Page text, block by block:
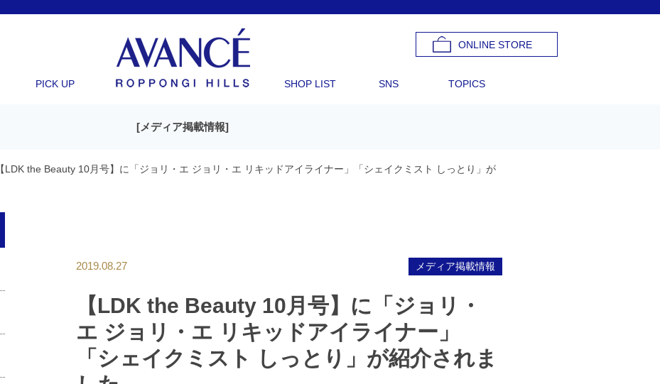
PICK UP SHOP LIST SNS TOPICS
ONLINE STORE
[メディア掲載情報]
【LDK the Beauty 10月号】に「ジョリ・エ ジョリ・エ リキッドアイライナー」「シェイクミスト しっとり」が
2019.08.27 メディア掲載情報
【LDK the Beauty 10月号】に「ジョリ・
エ ジョリ・エ リキッドアイライナー」
「シェイクミスト しっとり」が紹介されま